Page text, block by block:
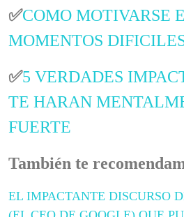
✅COMO MOTIVARSE
MOMENTOS
✅5 VERDADES
TE HARAN
FUERTE
También te
EL IMPACTANTE DISCURSO